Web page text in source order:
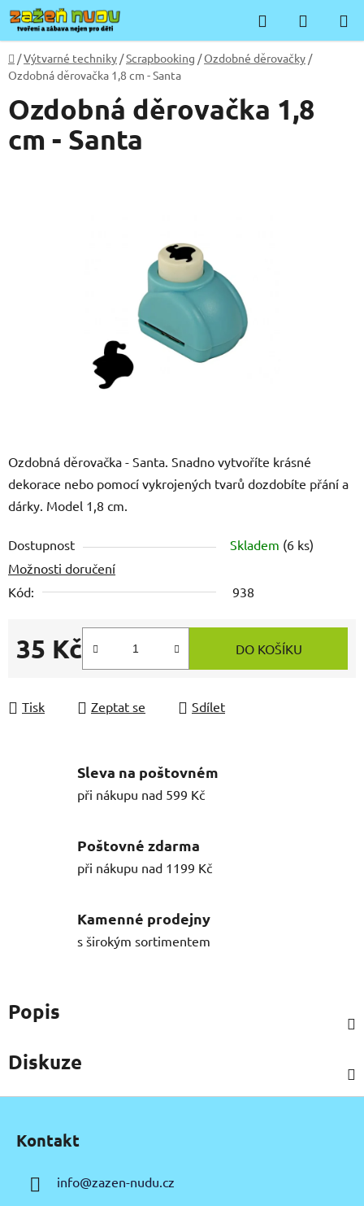
Přejít
na
obsah
Hledat
KOŠÍK
Domů
/Výtvarné techniky /Scrapbooking /Ozdobné děrovačky /
Ozdobná děrovačka 1,8 cm - Santa
Ozdobná děrovačka - Santa. Snadno vytvoříte krásné
dekorace nebo pomocí vykrojených tvarů dozdobíte přání a
dárky. Model 1,8 cm.
Dostupnost Skladem (6 ks)
Možnosti doručení
Kód:
938
35 Kč
Měrná cena:
DO KOŠÍKU
Tisk Zeptat se Sdílet
Ozdobná děrovačka 1,8
cm - Santa
Sleva na poštovném
při nákupu nad 599 Kč
Poštovné zdarma
při nákupu nad 1199 Kč
Kamenné prodejny
s širokým sortimentem
Popis
Diskuze
Kontakt
info@zazen-nudu.cz